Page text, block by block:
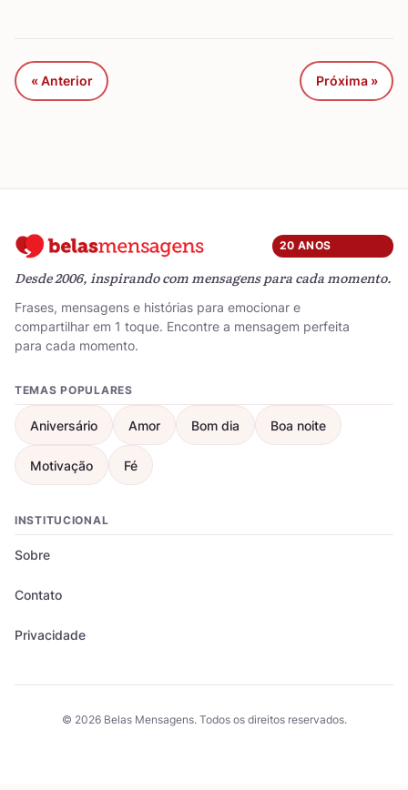
« Anterior Próxima »
20 ANOS
Desde 2006, inspirando com mensagens para cada momento.
Frases, mensagens e histórias para emocionar e
compartilhar em 1 toque. Encontre a mensagem perfeita
para cada momento.
TEMAS POPULARES
Aniversário Amor Bom dia Boa noite
Motivação Fé
INSTITUCIONAL
Sobre
Contato
Privacidade
© 2026 Belas Mensagens. Todos os direitos reservados.